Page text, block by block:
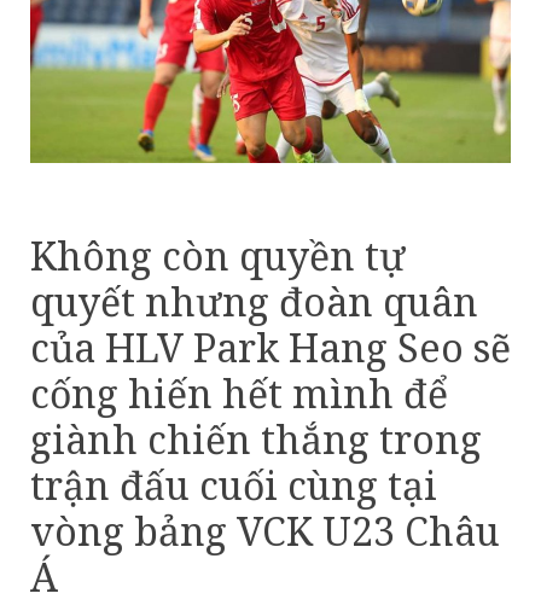
Không còn quyền tự
quyết nhưng đoàn quân
của HLV Park Hang Seo sẽ
cống hiến hết mình để
giành chiến thắng trong
trận đấu cuối cùng tại
vòng bảng VCK U23 Châu
Á